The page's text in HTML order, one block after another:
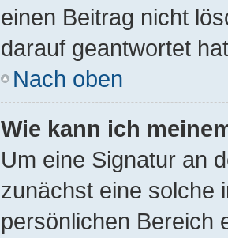
einen Beitrag nicht
darauf geantwortet
Nach oben
Wie kann ich
Um eine Signatur an
zunächst eine solche
persönlichen Bereich